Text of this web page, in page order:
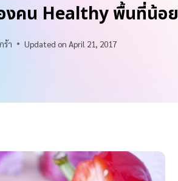
งคน Healthy พื้นที่น้อย
ร้า Updated on April 21, 2017